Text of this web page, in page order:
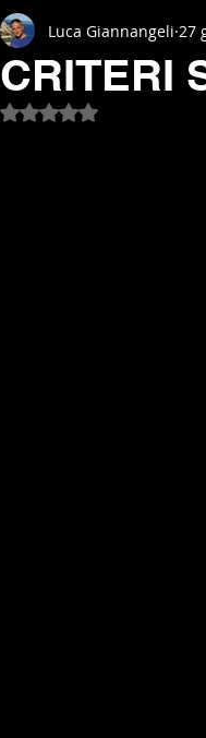
CRITERI
Luca Giannangeli 27
Valutazione NaN